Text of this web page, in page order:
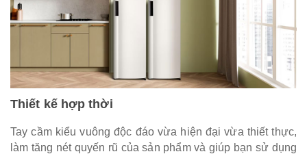
Thiết kế hợp thời
Tay cầm kiểu vuông độc đáo vừa hiện đại vừa thiết thực,
làm tăng nét quyến rũ của sản phẩm và giúp bạn sử dụng